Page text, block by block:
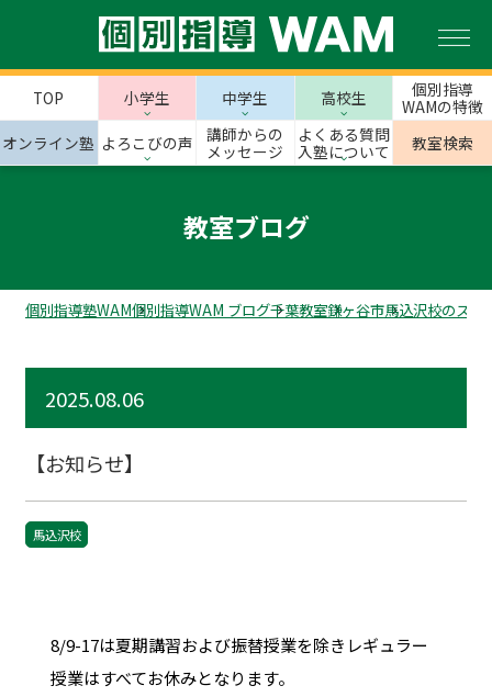
TOP 小学生 中学生 高校生
個別指導
WAMの特徴
オンライン塾 よろこびの声
講師からの
メッセージ
よくある質問
入塾について
教室検索
教室ブログ
個別指導塾WAM個別指導WAM ブログ千葉教室鎌ヶ谷市馬込沢校のスタ
2025.08.06
【お知らせ】
馬込沢校
8/9-17は夏期講習および振替授業を除きレギュラー
授業はすべてお休みとなります。